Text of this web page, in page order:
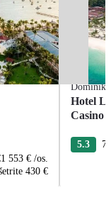
1 553 € /os.
430 €
Hotel
Casino
5.3